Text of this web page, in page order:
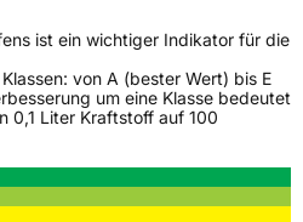
ist ein wichtiger Indikator für die
von A (bester Wert) bis E
um eine Klasse bedeutet
0,1 Liter Kraftstoff auf 100